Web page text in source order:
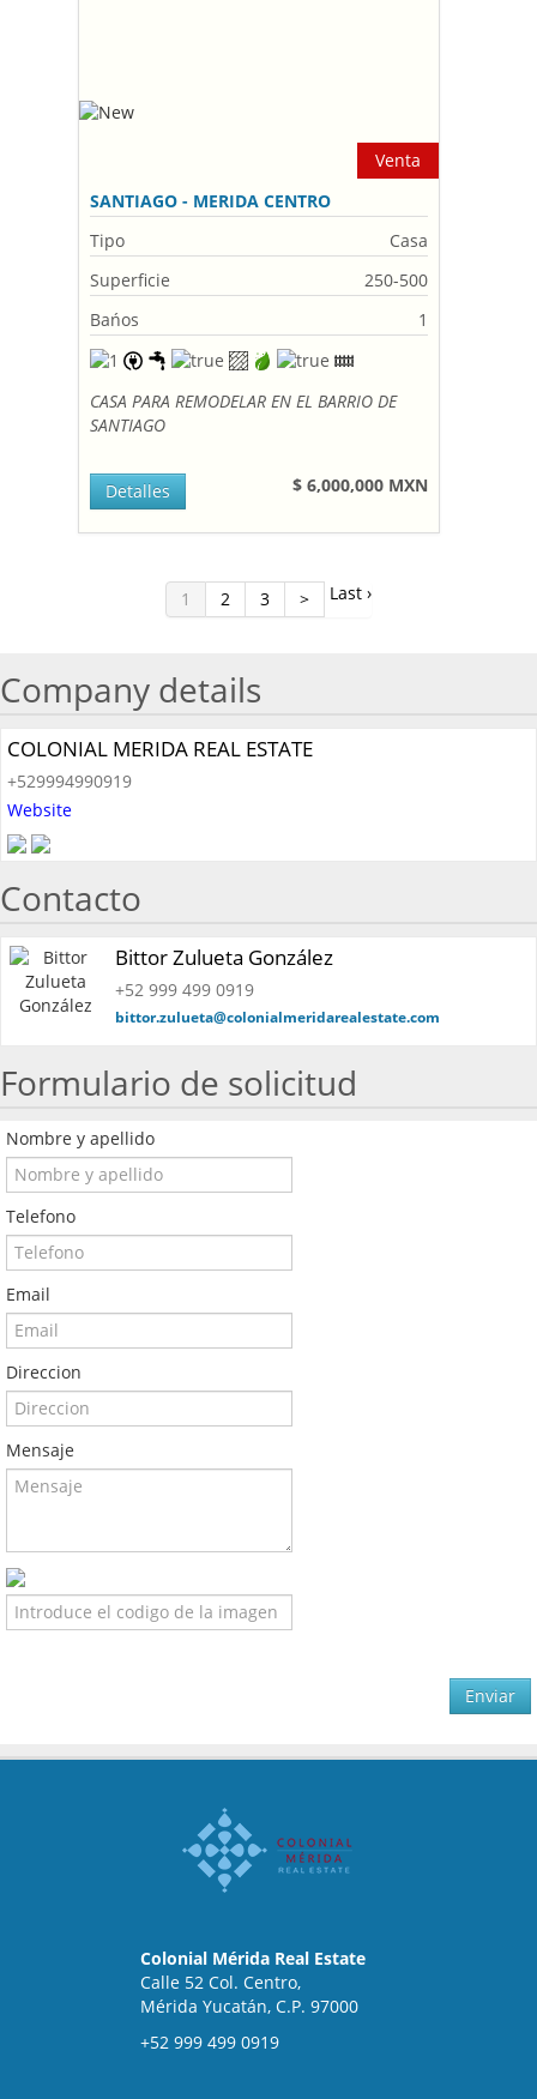
Venta
SANTIAGO - MERIDA CENTRO
Tipo
Casa
Superficie
250-500
Bańos
1
CASA PARA REMODELAR EN EL BARRIO DE
SANTIAGO
$ 6,000,000 MXN
Detalles
1 2 3 > Last ›
Company details
COLONIAL MERIDA REAL ESTATE
+529994990919
Website
Contacto
Bittor Zulueta González
+52 999 499 0919
bittor.zulueta@colonialmeridarealestate.com
Formulario de solicitud
Nombre y apellido
Telefono
Email
Direccion
Mensaje
Enviar
Colonial Mérida Real Estate
Calle 52 Col. Centro,
Mérida Yucatán, C.P. 97000
+52 999 499 0919